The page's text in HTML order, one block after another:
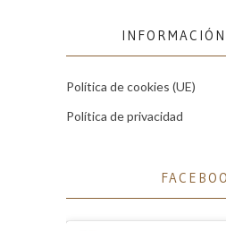
Política de cookies (UE)
Política de privacidad